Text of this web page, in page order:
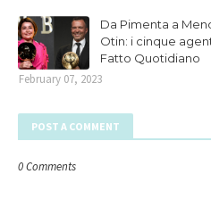
Da Pimenta a
Otin: i cinque
Fatto Quotidiano
February 07, 2023
POST A COMMENT
0 Comments